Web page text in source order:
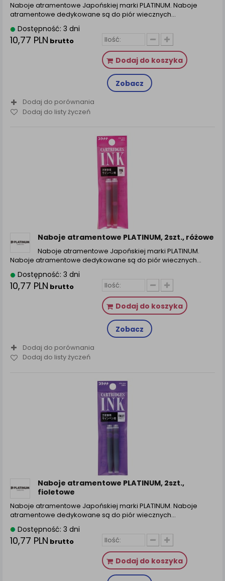
Naboje atramentowe Japońskiej marki PLATINUM. Naboje
atramentowe dedykowane są do piór wiecznych…
Dostępność: 3 dni
10,77 PLN brutto
Dodaj do koszyka
Zobacz
Dodaj do porównania
Dodaj do listy życzeń
Naboje atramentowe PLATINUM, 2szt., różowe
Naboje atramentowe Japońskiej marki PLATINUM.
Naboje atramentowe dedykowane są do piór wiecznych…
Dostępność: 3 dni
10,77 PLN brutto
Dodaj do koszyka
Zobacz
Dodaj do porównania
Dodaj do listy życzeń
Naboje atramentowe PLATINUM, 2szt.,
fioletowe
Naboje atramentowe Japońskiej marki PLATINUM. Naboje
atramentowe dedykowane są do piór wiecznych…
Dostępność: 3 dni
10,77 PLN brutto
Dodaj do koszyka